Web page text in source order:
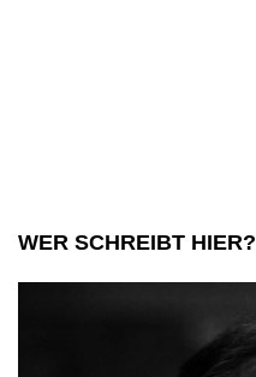
WER SCHREIBT HIER?